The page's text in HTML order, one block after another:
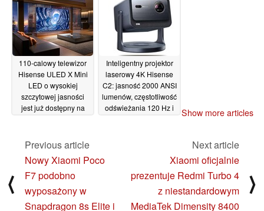
110-calowy telewizor
Hisense ULED X Mini
LED o wysokiej
szczytowej jasności
jest już dostępny na
Inteligentny projektor
laserowy 4K Hisense
C2: jasność 2000 ANSI
lumenów, częstotliwość
odświeżania 120 Hz i
Show more articles
⟨
Previous article
Nowy Xiaomi Poco
F7 podobno
wyposażony w
Snapdragon 8s Elite i
Next article
Xiaomi oficjalnie
prezentuje Redmi Turbo 4
z niestandardowym
MediaTek Dimensity 8400
⟩